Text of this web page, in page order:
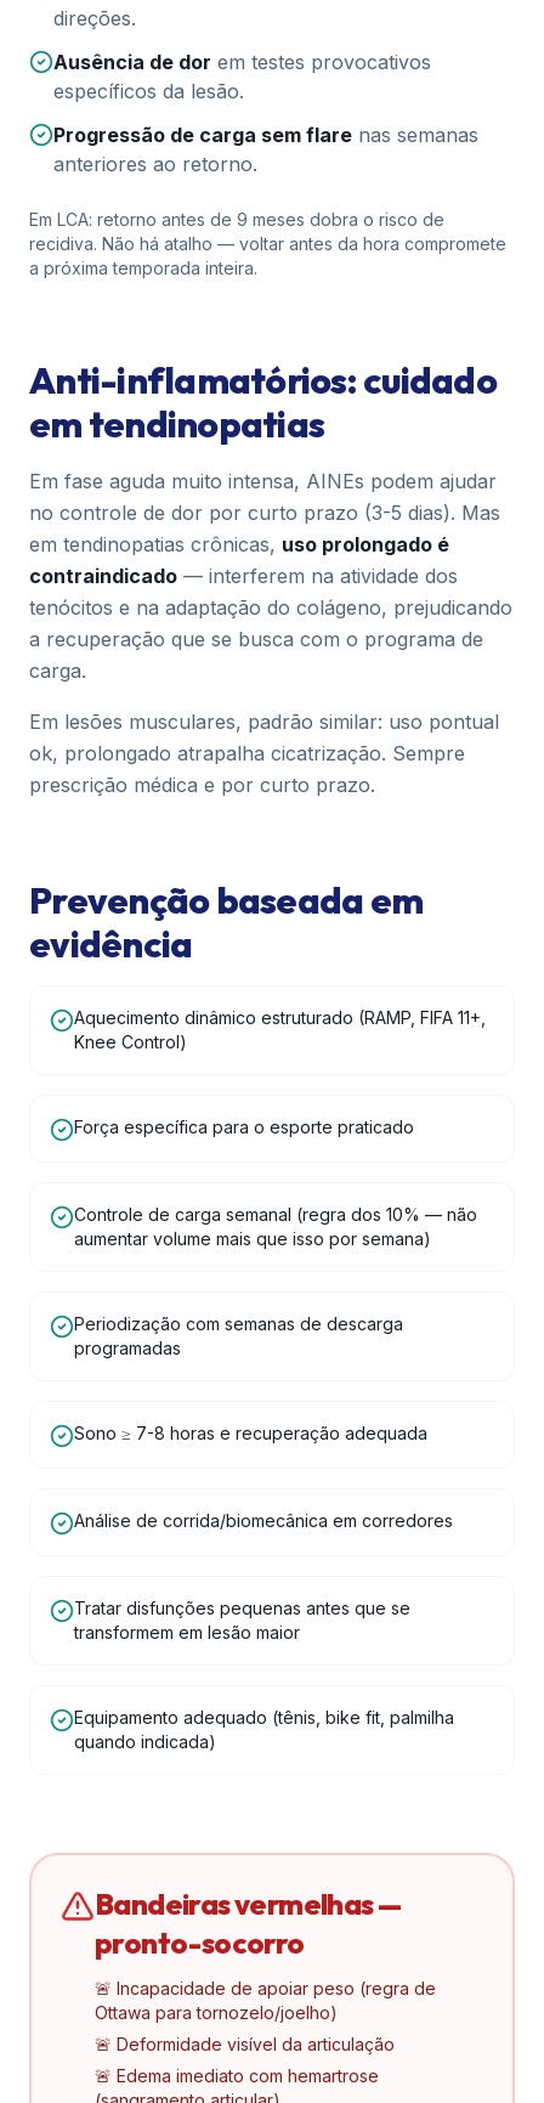
direções.
Ausência de dor em testes provocativos
específicos da lesão.
Progressão de carga sem flare nas semanas
anteriores ao retorno.
Em LCA: retorno antes de 9 meses dobra o risco de
recidiva. Não há atalho — voltar antes da hora compromete
a próxima temporada inteira.
Anti-inflamatórios: cuidado
em tendinopatias
Em fase aguda muito intensa, AINEs podem ajudar
no controle de dor por curto prazo (3-5 dias). Mas
em tendinopatias crônicas, uso prolongado é
contraindicado — interferem na atividade dos
tenócitos e na adaptação do colágeno, prejudicando
a recuperação que se busca com o programa de
carga.
Em lesões musculares, padrão similar: uso pontual
ok, prolongado atrapalha cicatrização. Sempre
prescrição médica e por curto prazo.
Prevenção baseada em
evidência
Aquecimento dinâmico estruturado (RAMP, FIFA 11+,
Knee Control)
Força específica para o esporte praticado
Controle de carga semanal (regra dos 10% — não
aumentar volume mais que isso por semana)
Periodização com semanas de descarga
programadas
Sono ≥ 7-8 horas e recuperação adequada
Análise de corrida/biomecânica em corredores
Tratar disfunções pequenas antes que se
transformem em lesão maior
Equipamento adequado (tênis, bike fit, palmilha
quando indicada)
Bandeiras vermelhas —
pronto-socorro
🚨 Incapacidade de apoiar peso (regra de
Ottawa para tornozelo/joelho)
🚨 Deformidade visível da articulação
🚨 Edema imediato com hemartrose